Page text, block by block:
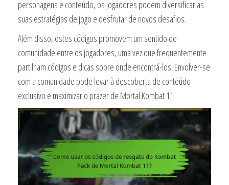
personagens e conteúdo, os jogadores podem diversificar as
suas estratégias de jogo e desfrutar de novos desafios.
Além disso, estes códigos promovem um sentido de
comunidade entre os jogadores, uma vez que frequentemente
partilham códigos e dicas sobre onde encontrá-los. Envolver-se
com a comunidade pode levar à descoberta de conteúdo
exclusivo e maximizar o prazer de Mortal Kombat 11.